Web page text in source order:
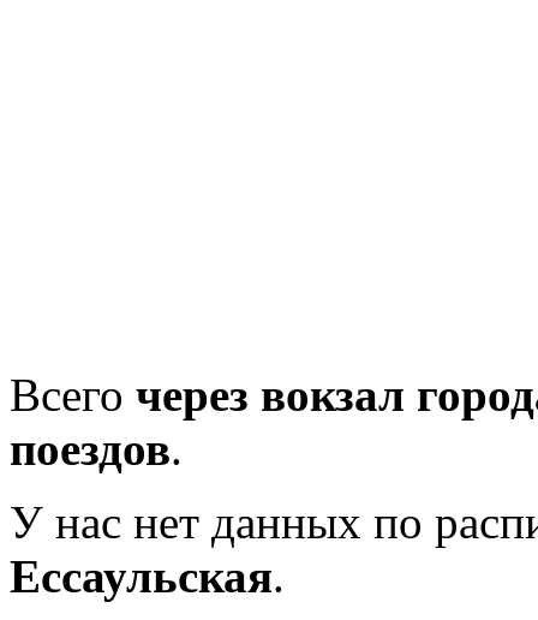
Всего через вокзал
поездов.
У нас нет данных по
Ессаульская.